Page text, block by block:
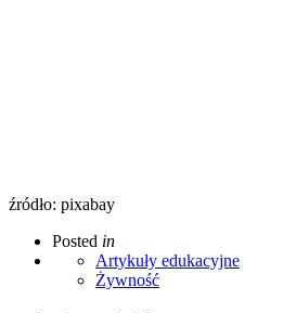
źródło: pixabay
Posted in
Artykuły edukacyjne
Żywność